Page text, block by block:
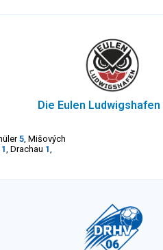
Die Eulen Ludwigshafen
5, Mišových
1 Drachau 1